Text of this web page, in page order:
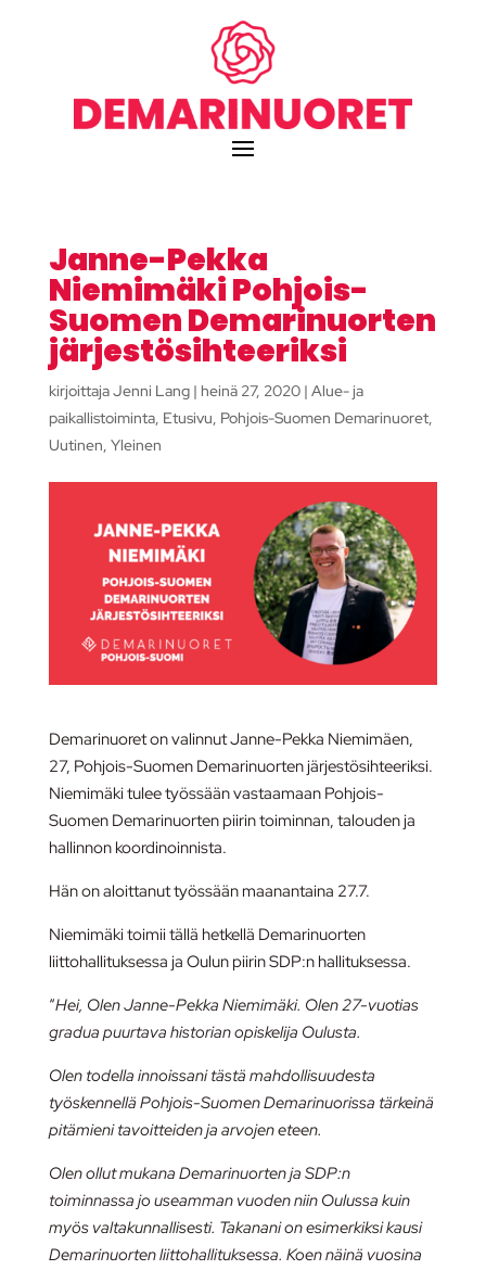
Janne-Pekka
Niemimäki Pohjois-
Suomen Demarinuorten
järjestösihteeriksi
kirjoittajaJenni Lang| heinä 27, 2020| Alue- ja
paikallistoiminta, Etusivu, Pohjois-Suomen Demarinuoret,
Uutinen, Yleinen
Demarinuoret on valinnut Janne-Pekka Niemimäen,
27, Pohjois-Suomen Demarinuorten järjestösihteeriksi.
Niemimäki tulee työssään vastaamaan Pohjois-
Suomen Demarinuorten piirin toiminnan, talouden ja
hallinnon koordinoinnista.
Hän on aloittanut työssään maanantaina 27.7.
Niemimäki toimii tällä hetkellä Demarinuorten
liittohallituksessa ja Oulun piirin SDP:n hallituksessa.
“Hei, Olen Janne-Pekka Niemimäki. Olen 27-vuotias
gradua puurtava historian opiskelija Oulusta.
Olen todella innoissani tästä mahdollisuudesta
työskennellä Pohjois-Suomen Demarinuorissa tärkeinä
pitämieni tavoitteiden ja arvojen eteen.
Olen ollut mukana Demarinuorten ja SDP:n
toiminnassa jo useamman vuoden niin Oulussa kuin
myös valtakunnallisesti. Takanani on esimerkiksi kausi
Demarinuorten liittohallituksessa. Koen näinä vuosina